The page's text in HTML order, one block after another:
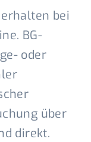
bei
BG-
oder
über
direkt.